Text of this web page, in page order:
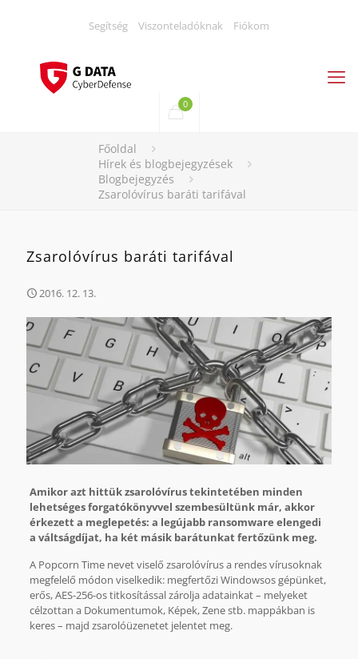
Segítség Viszonteladóknak Fiókom
0
Főoldal
Hírek és blogbejegyzések
Blogbejegyzés
Zsarolóvírus baráti tarifával
Zsarolóvírus baráti tarifával
2016. 12. 13.
Amikor azt hittük zsarolóvírus tekintetében minden
lehetséges forgatókönyvvel szembesültünk már, akkor
érkezett a meglepetés: a legújabb ransomware elengedi
a váltságdíjat, ha két másik barátunkat fertőzünk meg.
A Popcorn Time nevet viselő zsarolóvírus a rendes vírusoknak
megfelelő módon viselkedik: megfertőzi Windowsos gépünket,
erős, AES-256-os titkosítással zárolja adatainkat – melyeket
célzottan a Dokumentumok, Képek, Zene stb. mappákban is
keres – majd zsarolóüzenetet jelentet meg.